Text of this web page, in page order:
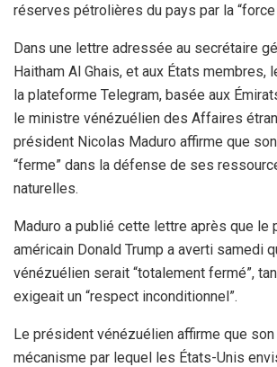
réserves pétrolières du pays par la “force
Dans une lettre adressée au secrétaire
Haitham Al Ghais, et aux États membres,
la plateforme Telegram, basée aux
le ministre vénézuélien des Affaires
président Nicolas Maduro affirme que
“ferme” dans la défense de ses
naturelles.
Maduro a publié cette lettre après que le
américain Donald Trump a averti samedi
vénézuélien serait “totalement fermé”,
exigeait un “respect inconditionnel”.
Le président vénézuélien affirme que
mécanisme par lequel les États-Unis